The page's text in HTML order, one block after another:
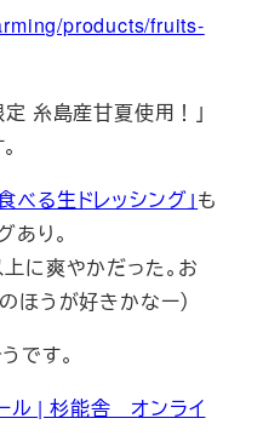
products/fruits-
定 糸島産甘夏使用！」
る生ドレッシング」も
あり。
上に爽やかだった。お
ほうが好きかなー）
です。
ル | 杉能舎 オンライ